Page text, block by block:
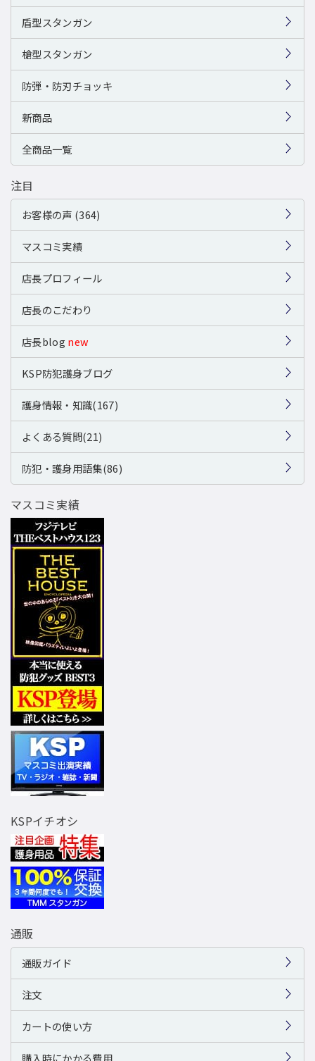
盾型スタンガン
槍型スタンガン
防弾・防刃チョッキ
新商品
全商品一覧
注目
お客様の声 (364)
マスコミ実績
店長プロフィール
店長のこだわり
店長blog new
KSP防犯護身ブログ
護身情報・知識(167)
よくある質問(21)
防犯・護身用語集(86)
マスコミ実績
KSPイチオシ
通販
通販ガイド
注文
カートの使い方
購入時にかかる費用